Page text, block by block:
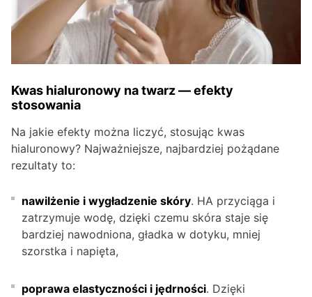
Kwas hialuronowy na twarz — efekty
stosowania
Na jakie efekty można liczyć, stosując kwas
hialuronowy? Najważniejsze, najbardziej pożądane
rezultaty to:
nawilżenie i wygładzenie skóry. HA przyciąga i
zatrzymuje wodę, dzięki czemu skóra staje się
bardziej nawodniona, gładka w dotyku, mniej
szorstka i napięta,
poprawa elastyczności i jędrności. Dzięki